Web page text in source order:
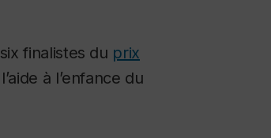
finalistes du prix
à l’enfance du